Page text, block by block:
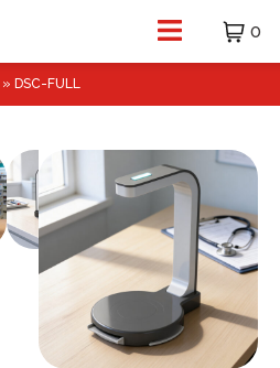
0
» DSC-FULL